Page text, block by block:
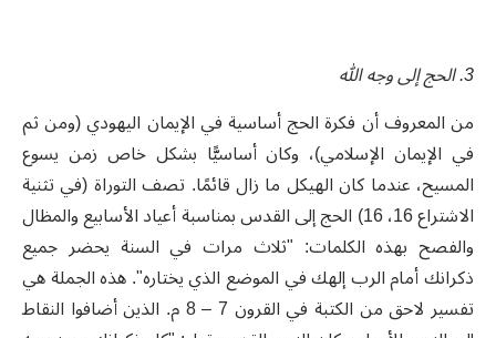
3. الحج إلى وجه الله
من المعروف أن فكرة الحج أساسية في الإيمان اليهودي (ومن ثم
في الإيمان الإسلامي)، وكان أساسيًّا بشكل خاص زمن يسوع
المسيح، عندما كان الهيكل ما زال قائمًا. تصف التوراة (في تثنية
الاشتراع 16، 16) الحج إلى القدس بمناسبة أعياد الأسابيع والمظال
والفصح بهذه الكلمات: "ثلاث مرات في السنة يحضر جميع
ذكرانك أمام الرب إلهك في الموضع الذي يختاره". هذه الجملة هي
تفسير لاحق من الكتبة في القرون 7 – 8 م. الذين أضافوا النقاط